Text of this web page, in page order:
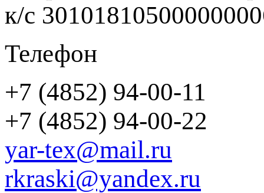
к/с
Телефон
+7 (4852) 94-00-11
+7 (4852) 94-00-22
yar-tex@mail.ru
rkraski@yandex.ru